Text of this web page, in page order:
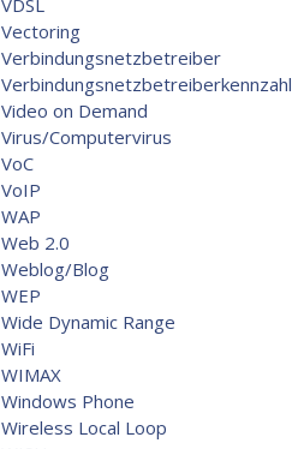
Vectoring
Verbindungsnetzbetreiber
Verbindungsnetzbetreiberkennzahl
Video on Demand
Virus/Computervirus
VoC
VoIP
WAP
Web 2.0
Weblog/Blog
WEP
Wide Dynamic Range
WiFi
WIMAX
Windows Phone
Wireless Local Loop